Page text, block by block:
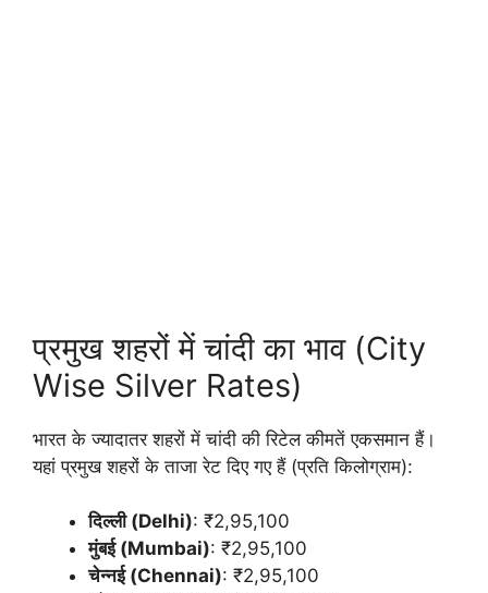
प्रमुख शहरों में चांदी का भाव (City
Wise Silver Rates)
भारत के ज्यादातर शहरों में चांदी की रिटेल कीमतें एकसमान हैं।
यहां प्रमुख शहरों के ताजा रेट दिए गए हैं (प्रति किलोग्राम):
दिल्ली (Delhi): ₹2,95,100
मुंबई (Mumbai): ₹2,95,100
चेन्नई (Chennai): ₹2,95,100